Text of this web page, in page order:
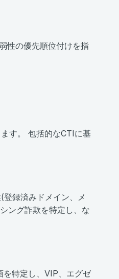
性の優先順位付けを指
す。 包括的なCTIに基
録済みドメイン、メ
ング詐欺を特定し、な
特定し、VIP、エグゼ